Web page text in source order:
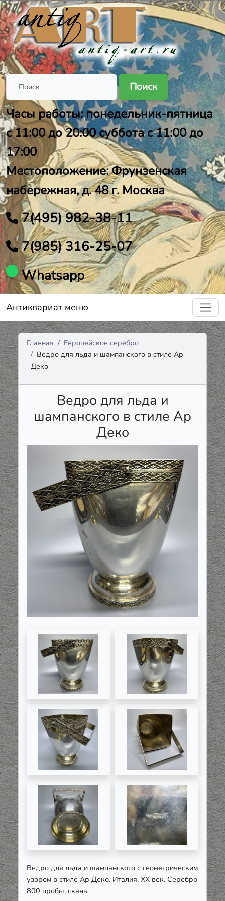
Поиск
Часы работы: понедельник-пятница
с 11:00 до 20:00 суббота с 11:00 до
17:00
Местоположение: Фрунзенская
набережная, д. 48 г. Москва
7(495) 982-38-11
7(985) 316-25-07
Whatsapp
Антиквариат меню
Главная
Европейское серебро
Ведро для льда и шампанского в стиле Ар
Деко
Ведро для льда и
шампанского в стиле Ар
Деко
Ведро для льда и шампанского с геометрическим
узором в стиле Ар Деко. Италия, ХХ век. Серебро
800 пробы, скань.